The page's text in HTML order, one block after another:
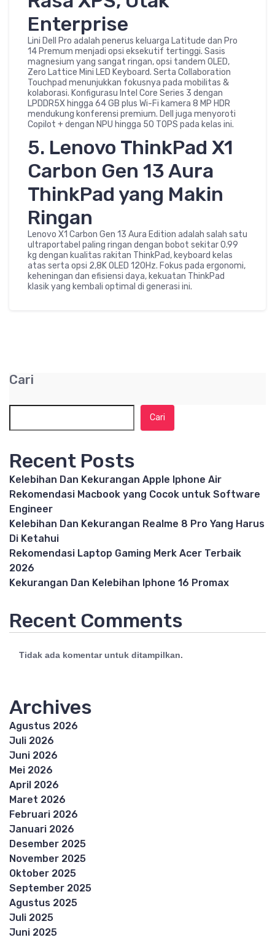
Enterprise
Lini Dell Pro adalah penerus keluarga Latitude dan Pro
14 Premum menjadi opsi eksekutif tertinggi. Sasis
magnesium yang sangat ringan, opsi tandem OLED,
Zero Lattice Mini LED Keyboard. Serta Collaboration
Touchpad menunjukkan fokusnya pada mobilitas &
kolaborasi. Konfigurasu Intel Core Series 3 dengan
LPDDR5X hingga 64 GB plus Wi-Fi kamera 8 MP HDR
mendukung konferensi premium. Dell juga menyoroti
Copilot + dengan NPU hingga 50 TOPS pada kelas ini.
5. Lenovo ThinkPad X1
Carbon Gen 13 Aura
ThinkPad yang Makin
Ringan
Lenovo X1 Carbon Gen 13 Aura Edition adalah salah satu
ultraportabel paling ringan dengan bobot sekitar 0.99
kg dengan kualitas rakitan ThinkPad, keyboard kelas
atas serta opsi 2,8K OLED 120Hz. Fokus pada ergonomi,
keheningan dan efisiensi daya, kekuatan ThinkPad
klasik yang kembali optimal di generasi ini.
Cari
Cari
Recent Posts
Kelebihan Dan Kekurangan Apple Iphone Air
Rekomendasi Macbook yang Cocok untuk Software
Engineer
Kelebihan Dan Kekurangan Realme 8 Pro Yang Harus
Di Ketahui
Rekomendasi Laptop Gaming Merk Acer Terbaik
2026
Kekurangan Dan Kelebihan Iphone 16 Promax
Recent Comments
Tidak ada komentar untuk ditampilkan.
Archives
Agustus 2026
Juli 2026
Juni 2026
Mei 2026
April 2026
Maret 2026
Februari 2026
Januari 2026
Desember 2025
November 2025
Oktober 2025
September 2025
Agustus 2025
Juli 2025
Juni 2025